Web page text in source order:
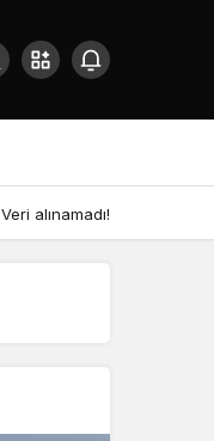
Veri alınamadı!